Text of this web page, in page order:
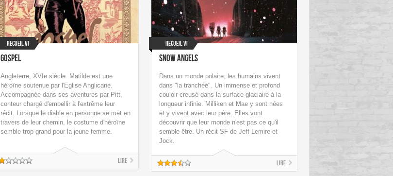
Recueil VF
Gospel
Angleterre, XVIe siècle. Matilde est une
héroïne soutenue par l'Eglise Anglicane.
Accompagnée dans ses aventures par Pitt,
conteur chargé d'embellir à l'extrême leur
récit. Lorsque le diable en personne se met en
travers de leur chemin, le costume d'héroïne
semble trop grand pour la jeune femme.
Lire
Recueil VF
Snow Angels
Dans un monde polaire, les humains vivent
dans "la tranchée". Un immense et profond
couloir creusé dans la surface glaciaire à la
longueur infinie. Milliken et Mae y sont nées
et y vivent avec leur père. Elles vont
découvrir que leur monde n'est pas ce qu'il
semble être. Un récit SF de Jeff Lemire et
Jock.
Lire